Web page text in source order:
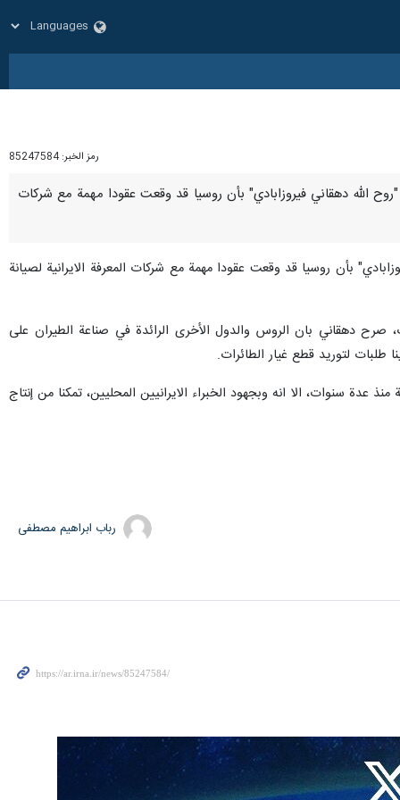
رمز الخبر: 85247584
"روح الله دهقاني فيروزابادي" بأن روسيا قد وقعت عقودا مهمة مع شركات
بأن روسيا قد وقعت عقودا مهمة مع شركات المعرفة الايرانية لصيانة
صرح دهقاني بان الروس والدول الأخرى الرائدة في صناعة الطيران على
طلبات لتوريد قطع غيار الطائرات.
عدة سنوات، الا انه وبجهود الخبراء الايرانيين المحليين، تمكنا من إنتاج
رباب ابراهیم مصطفی